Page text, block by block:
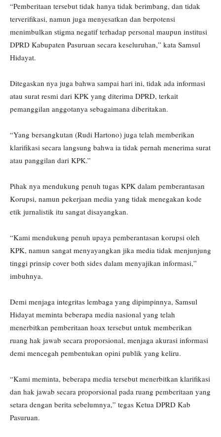
“Pemberitaan tersebut tidak hanya tidak berimbang, dan tidak
terverifikasi, namun juga menyesatkan dan berpotensi
menimbulkan stigma negatif terhadap personal maupun institusi
DPRD Kabupaten Pasuruan secara keseluruhan,” kata Samsul
Hidayat.
Ditegaskan nya juga bahwa sampai hari ini, tidak ada informasi
atau surat resmi dari KPK yang diterima DPRD, terkait
pemanggilan anggotanya sebagaimana diberitakan.
“Yang bersangkutan (Rudi Hartono) juga telah memberikan
klarifikasi secara langsung bahwa ia tidak pernah menerima surat
atau panggilan dari KPK.”
Pihak nya mendukung penuh tugas KPK dalam pemberantasan
Korupsi, namun pekerjaan media yang tidak menegakan kode
etik jurnalistik itu sangat disayangkan.
“Kami mendukung penuh upaya pemberantasan korupsi oleh
KPK, namun sangat menyayangkan jika media tidak menjunjung
tinggi prinsip cover both sides dalam menyajikan informasi,”
imbuhnya.
Demi menjaga integritas lembaga yang dipimpinnya, Samsul
Hidayat meminta beberapa media nasional yang telah
menerbitkan pemberitaan hoax tersebut untuk memberikan
ruang hak jawab secara proporsional, menjaga akurasi informasi
demi mencegah pembentukan opini publik yang keliru.
“Kami meminta, beberapa media tersebut menerbitkan klarifikasi
dan hak jawab secara proporsional pada ruang pemberitaan yang
setara dengan berita sebelumnya,” tegas Ketua DPRD Kab
Pasuruan.